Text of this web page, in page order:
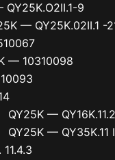
9
— QY25K.02II.1 -
— 10310098
—
— QY35K.11